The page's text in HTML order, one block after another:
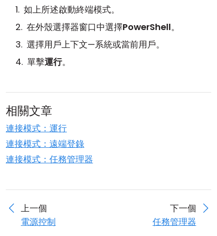
如上所述啟動終端模式。
在外殼選擇器窗口中選擇PowerShell。
選擇用戶上下文—系統或當前用戶。
單擊運行。
相關文章
連接模式：運行
連接模式：遠端登錄
連接模式：任務管理器
上一個
電源控制
下一個
任務管理器